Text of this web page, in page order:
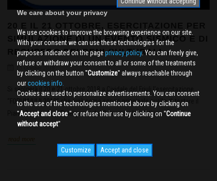
SIMULAZIONE DI UN EVENTO SISMICO E DI
RECUPERO DEI BENI CULTURALI
Si svolgerà il 20 e 21 ottobre 2018 a Cividale del Friuli l’esercitazione
“FORUM IULII 2018” che avrà come scopo principale quello di testare il
Piano Comunale di Emergenza del Comune e le relative ...
read more
We care about your privacy
We use cookies to improve the browsing experience on our site.
With your consent we can use these technologies for the
purposes indicated on the page privacy policy. You can freely give,
refuse or withdraw your consent to all or some of the treatments
by clicking on the button ''Customize'' always reachable through
ourcookies info.
Cookies are used to personalize advertisements. You can consent
to the use of the technologies mentioned above by clicking on
''Accept and close'' or refuse their use by clicking on ''Continue
without accept''
Customize Accept and close